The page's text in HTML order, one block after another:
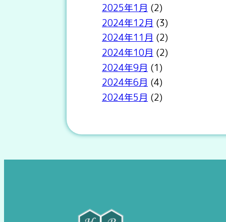
2025年1月 (2)
2024年12月 (3)
2024年11月 (2)
2024年10月 (2)
2024年9月 (1)
2024年6月 (4)
2024年5月 (2)